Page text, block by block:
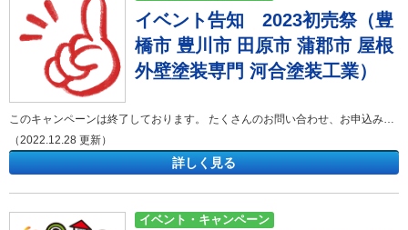
イベント告知 2023初売祭（豊
橋市 豊川市 田原市 蒲郡市 屋根
外壁塗装専門 河合塗装工業）
このキャンペーンは終了しております。 たくさんのお問い合わせ、お申込みをいただきありがとうございました。 新たなキャンペーンやイベント情報が掲載されているかも・・・☟イベント・キャンペーンの記事をご確認ください！ イベント告知 先行告知 初売祭 2023/1/7～1/31 日頃の感謝を込めて初売祭を開催させて頂きます。 みなさんこんにちは。外壁塗装・屋根塗装・防水工事専門店の河合塗装工業です。 豊橋市・豊川市近隣地域密着で外壁塗装や屋根塗装、防水工事、雨漏り補修を中心に手掛けております。 河合塗装工業では、外壁塗装、屋根塗装、防水工事、雨漏り補修を気軽に相談できる会社目指しサービスを展開しています。 さて、今回は 初売祭 のご案内です★ 当社はお蔭様で創業60年を迎えることができました。 日頃の感謝を込めて新春 初売り祭を開催します。 河合塗装工業では、、 初売祭を開催いたします。 今回のキャンペーンでは、 2023年1月31日までにご成約のお客様に、なんと・・・ 足場代半額 ※100万以上の工事をご成約したお客様に限ります。 さらに御成約特典として ギフト券1万円分orお肉1万円分orかに1万円分 ご用意しています♪＾＾♪ ※50万以上の工事をご成約したお客様に限ります。 お問合せ時に「新春チラシ見たよ」とお申し付けください。 年始だからこその、お得に施工できるチャンスです！ 「外壁・屋根の塗装や修繕を行いたい・・・でも費用もかかるし中々決断できなかった><」 という方必見のキャンペーンです♪ この機会にぜひ一度お問い合わせください＾＾ 期間限定です！詳しくは新春チラシをご覧ください。 ↓ ↓ ↓ *=**-*:_*:=*:*=**-*:_*:=*:*=**-*:_*:=*:*=**-*:_*:=*:*=**-*:_*:=*:*=**-*:_*:=*:*=**-*:_*:=*:*=**-*:_*:=*:*=**-*:_*:=*: このたびの新型コロナウィルスに罹患された皆様と、 感染拡大によって生活に影響を受けられている皆様へ 心よりお見舞いを申し上げます。 *=**-*:_*:=*:*=**-*:_*:=*:*=**-*:_*:=*:*=**-*:_*:=*:*=**-*:_*:=*:*=**-*:_*:=*:*=**-*:_*:=*:*=**-*:_*:=*:*=**-*:_*:=*: 弊社では、全員の手洗いの徹底、スタッフ・職人のマスク着用、換気、 ドアノブ・デスクなど多くの方が触れる場所の除菌、アルコール消毒など 感染拡大予防を徹底し通常営業を行っております！！ 一刻も早く終息に向かうよう、弊社も一人一人が対策をしっかり取って参ります。 外出を控えられている方も多くいらっしゃると思います。 河合塗装工業ではお電話やホームページからのご相談も受け付けております。 早急に事態が落ち着くことを社員一同祈っております。 引き続きよろしくお願い申し上げます。 河合塗装工業では、東三河（豊橋市、豊川市、田原市）を中心に、外壁塗装や屋根塗装、防水工事などを手掛けております。みなさまに気軽に相談できる会社を目指しサービスを展開しておりますので今後ともよろしくお願い致します。 ご相談・現地調査・お見積り提出まで無料です。 不明な点はお気軽にお問い合わせくださいませ。 豊橋市・豊川市からの案件増加に伴い、田原市・蒲郡市等東三河エリアでのお問い合わせが急増しています。 豊橋市・豊川市同様に、地域密着スピード対応でご案内いたしますので、お気軽にお問い合わせください。 河合塗装工業 ショールーム豊橋市西岩田五丁目9-14 1Ｆ 河合塗装工業ショールームのご案内 ショールームには皆様が実際に見て触れて頂けるものをご用意しております。 ご相談・お問い合わせはお気軽に！！ 御見積り依頼、各種診断、不明な点等、お気軽にどうぞ。 お待ちしております。河合塗装工業の施工事例集 「外壁塗装・屋根塗装を考えているけどイメージがわかない・・・」 そんな方は河合塗装工業が施工させて頂いたお宅をご覧ください！ 「屋根・外壁診断」は河合塗装工業におまかせください！ まずはお家の劣化状況をしっかりと把握しましょう。 河合塗装工業ではご相談・現地調査・お見積り提出まで無料でさせて頂きます！ 河合塗装工業の雨漏り診断 雨漏りのプロが原因を特定します。 お家の状況に合わせた納得のご提案をさせて頂きます。 弊社の新型コロナウィルスの対応について 感染拡大予防を徹底し通常営業を行っております！！
（2022.12.28 更新）
詳しく見る
イベント・キャンペーン